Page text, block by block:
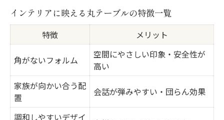
四角いテーブルとの違いを体感
子どもが安心できる形状のポイント
会話が弾むインテリアの選び方
丸いテーブルがもたらす安心感とは
インテリアに丸テーブルが与える安心度比
較表
インテリアに映える丸テーブルの特徴一覧
特徴 メリット
角がないフォルム
空間にやさしい印象・安全性が
高い
家族が向かい合う配
置
会話が弾みやすい・団らん効果
調和しやすいデザイ